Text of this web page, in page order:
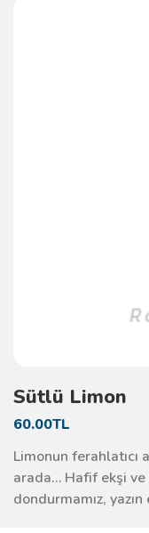
Sütlü Limon
60.00TL
Limonun ferahlatıcı
arada… Hafif ekşi
dondurmamız,